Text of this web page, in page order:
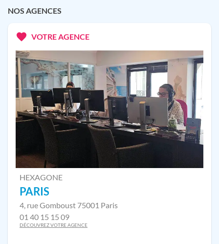
NOS AGENCES
VOTRE AGENCE
HEXAGONE
PARIS
4, rue Gomboust 75001 Paris
01 40 15 15 09
DÉCOUVREZ VOTRE AGENCE